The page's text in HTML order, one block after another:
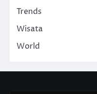
Trends
Wisata
World